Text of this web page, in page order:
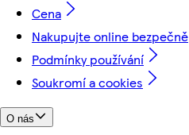
Cena
Nakupujte online bezpečně
Podmínky používání
Soukromí a cookies
O nás